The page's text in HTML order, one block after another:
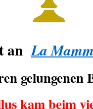
anLa
gelungenen
kam beim